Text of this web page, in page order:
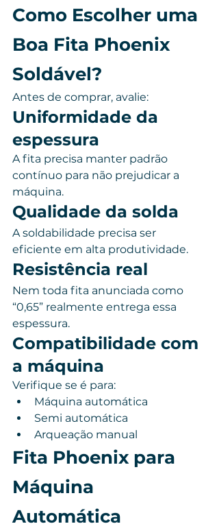
Como Escolher uma
Boa Fita Phoenix
Soldável?
Antes de comprar, avalie:
Uniformidade da
espessura
A fita precisa manter padrão
contínuo para não prejudicar a
máquina.
Qualidade da solda
A soldabilidade precisa ser
eficiente em alta produtividade.
Resistência real
Nem toda fita anunciada como
“0,65” realmente entrega essa
espessura.
Compatibilidade com
a máquina
Verifique se é para:
Máquina automática
Semi automática
Arqueação manual
Fita Phoenix para
Máquina
Automática